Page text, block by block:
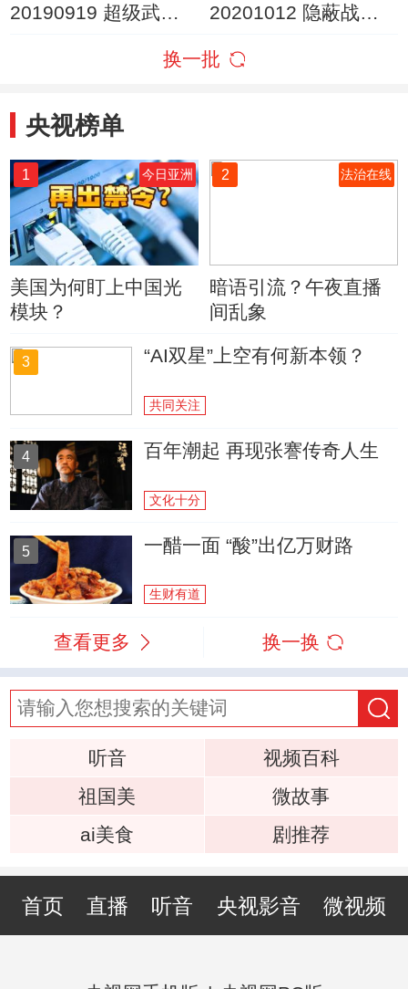
20190919 超级武器
20201012 隐蔽战线
换一批
央视榜单
1 今日亚洲
美国为何盯上中国光
模块？
2 法治在线
暗语引流？午夜直播
间乱象
3 “AI双星”上空有何新本领？
共同关注
4 百年潮起 再现张謇传奇人生
文化十分
5 一醋一面 “酸”出亿万财路
生财有道
查看更多 换一换
听音
视频百科
祖国美
微故事
ai美食
剧推荐
首页 直播 听音 央视影音 微视频